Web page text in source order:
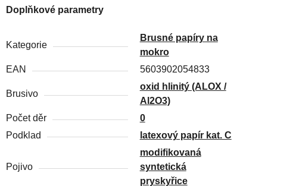
Doplňkové parametry
Kategorie
Brusné papíry na
mokro
EAN
5603902054833
Brusivo
oxid hlinitý (ALOX /
Al2O3)
Počet děr
0
Podklad
latexový papír kat. C
Pojivo
modifikovaná
syntetická
pryskyřice